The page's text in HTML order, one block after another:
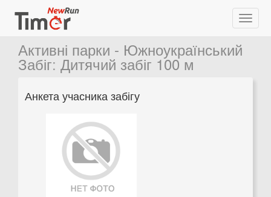
Активні парки - Южноукраїнський
Забіг: Дитячий забіг 100 м
Анкета учасника забігу